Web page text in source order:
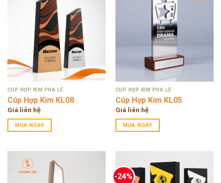
CÚP HỢP KIM PHA LÊ
Cúp Hợp Kim KL08
Giá liên hệ
MUA NGAY
CÚP HỢP KIM PHA LÊ
Cúp Hợp Kim KL05
Giá liên hệ
MUA NGAY
-24%